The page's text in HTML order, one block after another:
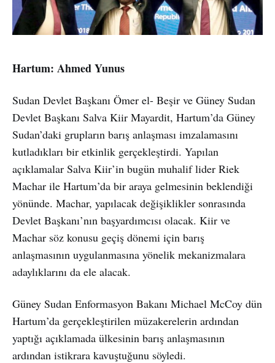
Hartum: Ahmed Yunus
Sudan Devlet Başkanı Ömer el- Beşir ve Güney Sudan
Devlet Başkanı Salva Kiir Mayardit, Hartum’da Güney
Sudan’daki grupların barış anlaşması imzalamasını
kutladıkları bir etkinlik gerçekleştirdi. Yapılan
açıklamalar Salva Kiir’in bugün muhalif lider Riek
Machar ile Hartum’da bir araya gelmesinin beklendiği
yönünde. Machar, yapılacak değişiklikler sonrasında
Devlet Başkanı’nın başyardımcısı olacak. Kiir ve
Machar söz konusu geçiş dönemi için barış
anlaşmasının uygulanmasına yönelik mekanizmalara
adaylıklarını da ele alacak.
Güney Sudan Enformasyon Bakanı Michael McCoy dün
Hartum’da gerçekleştirilen müzakerelerin ardından
yaptığı açıklamada ülkesinin barış anlaşmasının
ardından istikrara kavuştuğunu söyledi.